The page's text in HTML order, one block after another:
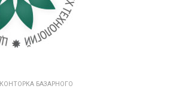
КОНТОРКА БАЗАРНОГО